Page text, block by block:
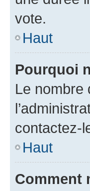
vote.
Haut
Pourquoi
Le nombre
contactez-
Haut
Comment